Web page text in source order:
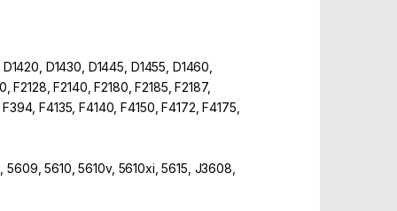
D1430, D1445, D1455, D1460,
F2140, F2180, F2185, F2187,
F4135, F4140, F4150, F4172, F4175,
5610, 5610v, 5610xi, 5615, J3608,